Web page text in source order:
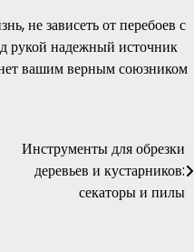
не зависеть от перебоев с
рукой надежный источник
вашим верным союзником
Инструменты для обрезки
деревьев и кустарников:
секаторы и пилы